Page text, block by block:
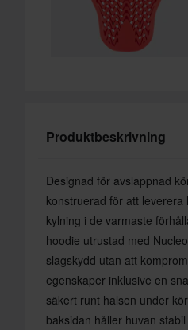
Produktbeskrivning
Designad för avslappnad
konstruerad för att
kylning i de varmaste
hoodie utrustad med
slagskydd utan att
egenskaper inklusive en
säkert runt halsen under
baksidan håller huvan